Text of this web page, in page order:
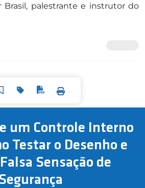
palestrante e instrutor do
um Controle Interno
Testar o Desenho e
Sensação de